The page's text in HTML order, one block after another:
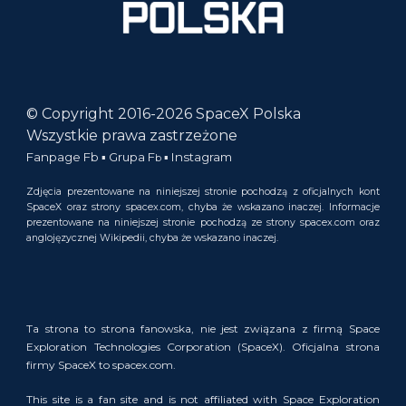
© Copyright 2016-2026SpaceX Polska
Wszystkie prawa zastrzeżone
Fanpage Fb ▪︎ Grupa Fb ▪︎ Instagram
Zdjęcia prezentowane na niniejszej stronie pochodzą z oficjalnych kont
SpaceX oraz strony spacex.com, chyba że wskazano inaczej. Informacje
prezentowane na niniejszej stronie pochodzą ze strony spacex.com oraz
anglojęzycznej Wikipedii, chyba że wskazano inaczej.
Ta strona to strona fanowska, nie jest związana z firmą Space
Exploration Technologies Corporation (SpaceX). Oficjalna strona
firmy SpaceX tospacex.com.
This site is a fan site and is not affiliated with Space Exploration